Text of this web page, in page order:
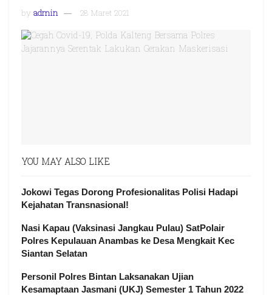
by admin 28 Maret 2021
YOU MAY ALSO LIKE
Jokowi Tegas Dorong Profesionalitas Polisi Hadapi
Kejahatan Transnasional!
Nasi Kapau (Vaksinasi Jangkau Pulau) SatPolair
Polres Kepulauan Anambas ke Desa Mengkait Kec
Siantan Selatan
Personil Polres Bintan Laksanakan Ujian
Kesamaptaan Jasmani (UKJ) Semester 1 Tahun 2022